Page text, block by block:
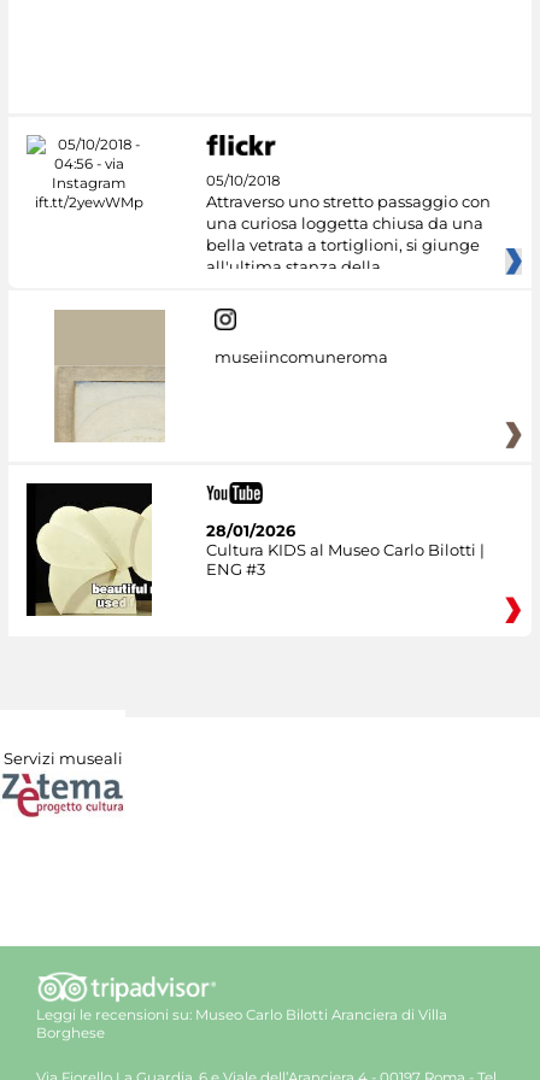
05/10/2018
Attraverso uno stretto passaggio con
una curiosa loggetta chiusa da una
bella vetrata a tortiglioni, si giunge
all'ultima stanza della
museiincomuneroma
28/01/2026
Cultura KIDS al Museo Carlo Bilotti |
ENG #3
Servizi museali
Leggi le recensioni su: Museo Carlo Bilotti Aranciera di Villa
Borghese